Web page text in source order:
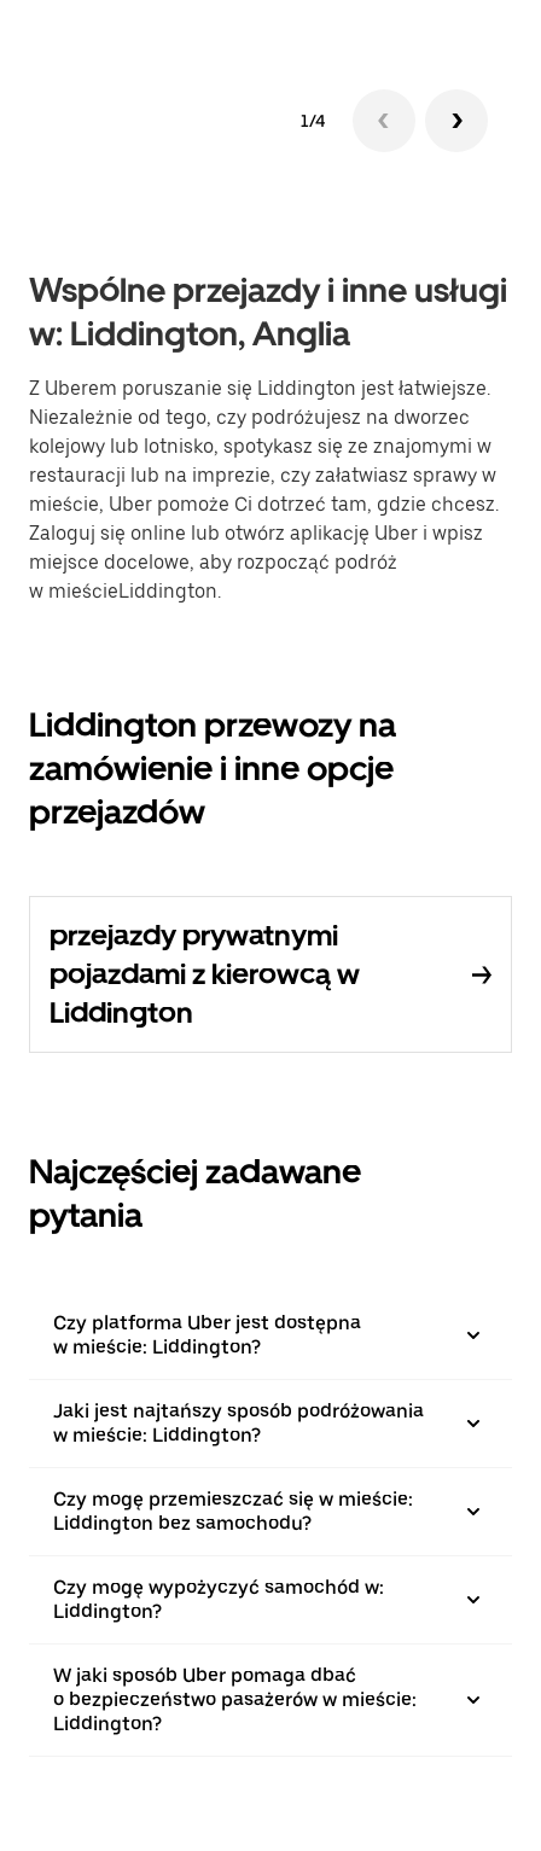
1/4
Wspólne przejazdy i inne usługi
w: Liddington, Anglia
Z Uberem poruszanie się Liddington jest łatwiejsze.
Niezależnie od tego, czy podróżujesz na dworzec
kolejowy lub lotnisko, spotykasz się ze znajomymi w
restauracji lub na imprezie, czy załatwiasz sprawy w
mieście, Uber pomoże Ci dotrzeć tam, gdzie chcesz.
Zaloguj się online lub otwórz aplikację Uber i wpisz
miejsce docelowe, aby rozpocząć podróż
w mieścieLiddington.
Liddington przewozy na
zamówienie i inne opcje
przejazdów
przejazdy prywatnymi
pojazdami z kierowcą w
Liddington
Najczęściej zadawane
pytania
Czy platforma Uber jest dostępna
w mieście: Liddington?
Jaki jest najtańszy sposób podróżowania
w mieście: Liddington?
Czy mogę przemieszczać się w mieście:
Liddington bez samochodu?
Czy mogę wypożyczyć samochód w:
Liddington?
W jaki sposób Uber pomaga dbać
o bezpieczeństwo pasażerów w mieście:
Liddington?